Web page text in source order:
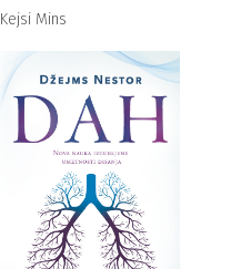
Kejsi Mins